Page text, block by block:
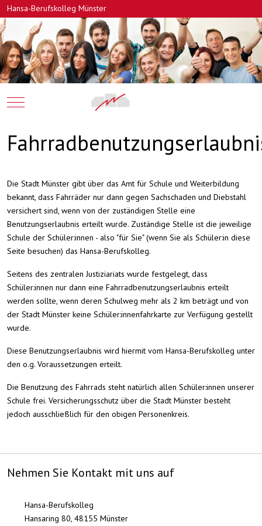
Hansa-Berufskolleg Münster
Mobile Menu Toggle
Die Stadt Münster gibt über das Amt für Schule und Weiterbildung
bekannt, dass Fahrräder nur dann gegen Sachschaden und Diebstahl
versichert sind, wenn von der zuständigen Stelle eine
Benutzungserlaubnis erteilt wurde. Zuständige Stelle ist die jeweilige
Schule der Schüler:innen - also "für Sie" (wenn Sie als Schüler:in diese
Seite besuchen) das Hansa-Berufskolleg.
Seitens des zentralen Justiziariats wurde festgelegt, dass
Schüler:innen nur dann eine Fahrradbenutzungserlaubnis erteilt
werden sollte, wenn deren Schulweg mehr als 2 km beträgt und von
der Stadt Münster keine Schüler:innenfahrkarte zur Verfügung gestellt
wurde.
Diese Benutzungserlaubnis wird hiermit vom Hansa-Berufskolleg unter
den o.g. Voraussetzungen erteilt.
Die Benutzung des Fahrrads steht natürlich allen Schüler:innen unserer
Schule frei. Versicherungsschutz über die Stadt Münster besteht
jedoch ausschließlich für den obigen Personenkreis.
Nehmen Sie Kontakt mit uns auf
Hansa-Berufskolleg
Hansaring 80, 48155 Münster